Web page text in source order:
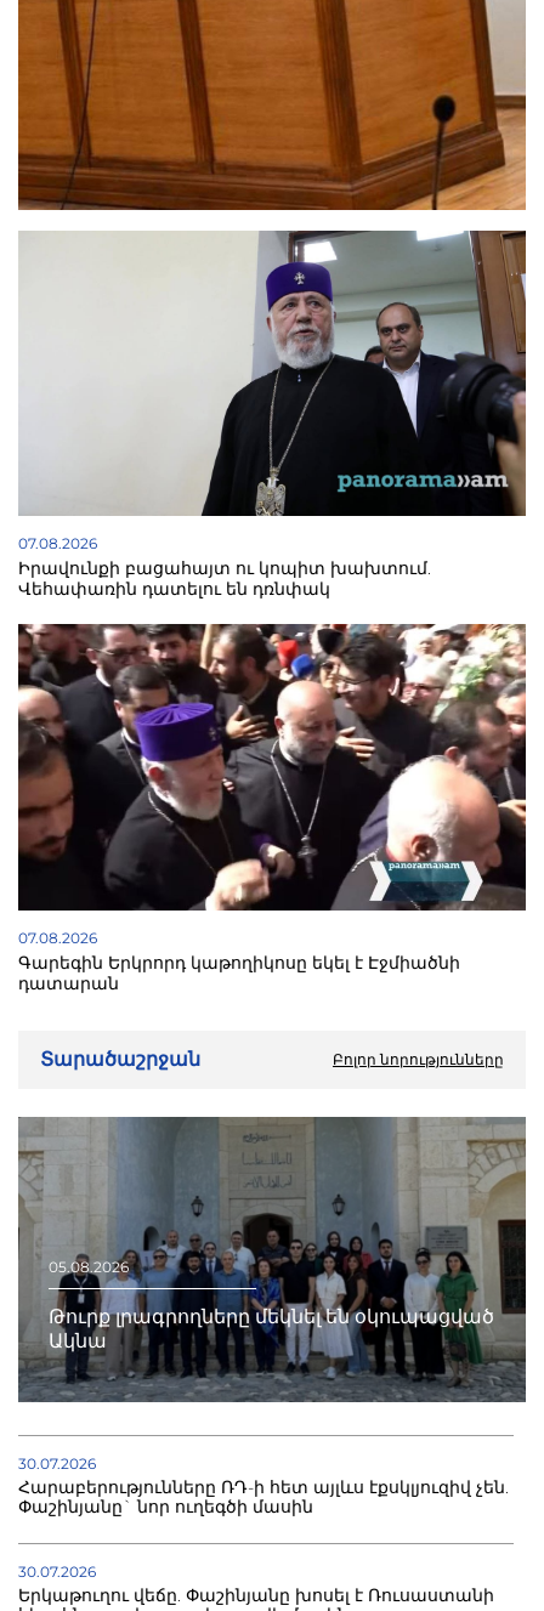
07.08.2026
Իրավունքի բացահայտ ու կոպիտ խախտում.
Վեհափառին դատելու են դռնփակ
07.08.2026
Գարեգին Երկրորդ կաթողիկոսը եկել է Էջմիածնի
դատարան
Տարածաշրջան Բոլոր նորությունները
05.08.2026
Թուրք լրագրողները մեկնել են օկուպացված
Ակնա
30.07.2026
Հարաբերությունները ՌԴ-ի հետ այլևս էքսկլյուզիվ չեն.
Փաշինյանը` նոր ուղեգծի մասին
30.07.2026
Երկաթուղու վեճը. Փաշինյանը խոսել է Ռուսաստանի